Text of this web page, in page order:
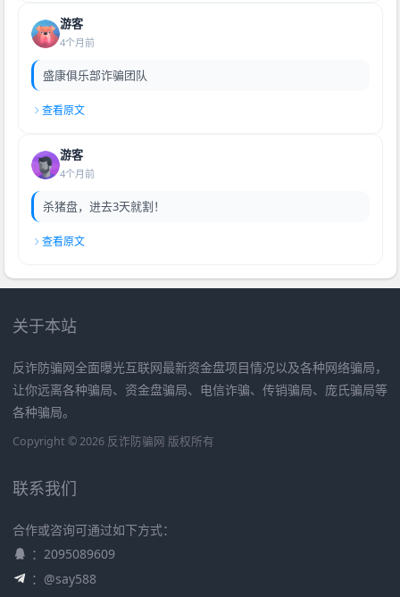
游客
4个月前
盛康俱乐部诈骗团队
查看原文
游客
4个月前
杀猪盘，进去3天就割！
查看原文
关于本站
反诈防骗网全面曝光互联网最新资金盘项目情况以及各种网络骗局，
让你远离各种骗局、资金盘骗局、电信诈骗、传销骗局、庞氏骗局等
各种骗局。
Copyright © 2026 反诈防骗网 版权所有
联系我们
合作或咨询可通过如下方式：
：2095089609
：@say588